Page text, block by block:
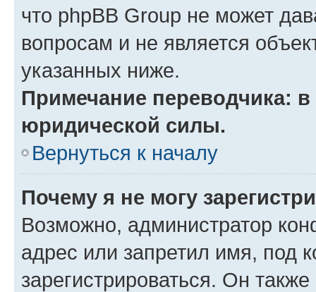
что phpBB Group не может
вопросам и не является
указанных ниже.
Примечание переводчика:
юридической силы.
Вернуться к началу
Почему я не могу
Возможно, администратор
адрес или запретил имя, под
зарегистрироваться. Он